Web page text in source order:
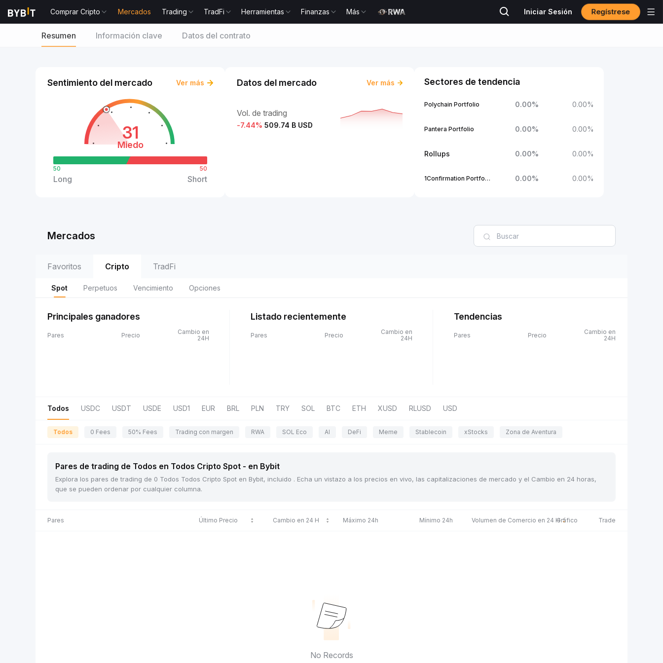
Comprar Cripto Mercados Trading TradFi Herramientas Finanzas Más Iniciar Sesión Regístrese
Resumen Información clave Datos del contrato
Sentimiento del mercado Ver más
31
Miedo
50
Long
50
Short
Datos del mercado Ver más
Vol. de trading
-7.44% 509.74 B USD
Sectores de tendencia
Polychain Portfolio 0.00% 0.00%
Pantera Portfolio 0.00% 0.00%
Rollups 0.00% 0.00%
1Confirmation Portfolio 0.00% 0.00%
Mercados
Favoritos Cripto TradFi
Spot Perpetuos Vencimiento Opciones
Principales ganadores
Pares Precio
Cambio en
24H
Listado recientemente
Pares Precio
Cambio en
24H
Tendencias
Pares Precio
Cambio en
24H
Todos USDC USDT USDE USD1 EUR BRL PLN TRY SOL BTC ETH XUSD RLUSD USD
Todos 0 Fees 50% Fees Trading con margen RWA SOL Eco AI DeFi Meme Stablecoin xStocks Zona de Aventura
Pares de trading de Todos en Todos Cripto Spot - en Bybit
Explora los pares de trading de 0 Todos Todos Cripto Spot en Bybit, incluido . Echa un vistazo a los precios en vivo, las capitalizaciones de mercado y el Cambio en 24 horas,
que se pueden ordenar por cualquier columna.
Pares Último Precio Cambio en 24 H Máximo 24h Mínimo 24h Volumen de Comercio en 24 HGráfico Trade
No Records